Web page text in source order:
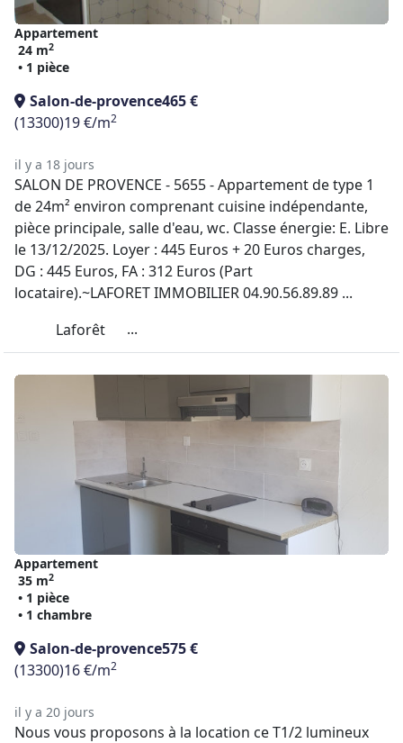
Appartement
24 m2
• 1 pièce
Salon-de-provence465 €
(13300)19 €/m2
il y a 18 jours
SALON DE PROVENCE - 5655 - Appartement de type 1
de 24m² environ comprenant cuisine indépendante,
pièce principale, salle d'eau, wc. Classe énergie: E. Libre
le 13/12/2025. Loyer : 445 Euros + 20 Euros charges,
DG : 445 Euros, FA : 312 Euros (Part
locataire).~LAFORET IMMOBILIER 04.90.56.89.89 ...
Laforêt
...
Appartement
35 m2
• 1 pièce
• 1 chambre
Salon-de-provence575 €
(13300)16 €/m2
il y a 20 jours
Nous vous proposons à la location ce T1/2 lumineux